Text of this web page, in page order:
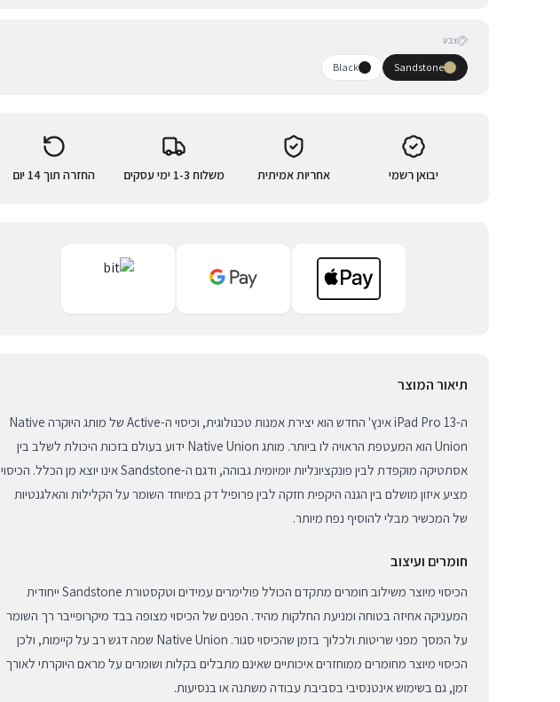
צבע
Sandstone
Black
יבואן רשמי אחריות אמיתית משלוח 1-3 ימי עסקים החזרה תוך 14 יום
תיאור המוצר
ה-iPad Pro 13 אינץ' החדש הוא יצירת אמנות טכנולוגית, וכיסוי ה-Active של מותג היוקרה Native
Union הוא המעטפת הראויה לו ביותר. מותג Native Union ידוע בעולם בזכות היכולת לשלב בין
אסתטיקה מוקפדת לבין פונקציונליות יומיומית גבוהה, ודגם ה-Sandstone אינו יוצא מן הכלל. הכיסוי
מציע איזון מושלם בין הגנה היקפית חזקה לבין פרופיל דק במיוחד השומר על הקלילות והאלגנטיות
של המכשיר מבלי להוסיף נפח מיותר.
חומרים ועיצוב
הכיסוי מיוצר משילוב חומרים מתקדם הכולל פולימרים עמידים וטקסטורת Sandstone ייחודית
המעניקה אחיזה בטוחה ומניעת החלקות מהיד. הפנים של הכיסוי מצופה בבד מיקרופייבר רך השומר
על המסך מפני שריטות ולכלוך בזמן שהכיסוי סגור. Native Union שמה דגש רב על קיימות, ולכן
הכיסוי מיוצר מחומרים ממוחזרים איכותיים שאינם מתבלים בקלות ושומרים על מראם היוקרתי לאורך
זמן, גם בשימוש אינטנסיבי בסביבת עבודה משתנה או בנסיעות.